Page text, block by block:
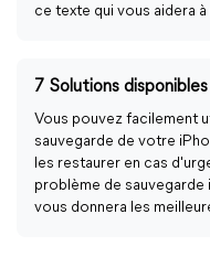
ce texte qui vous aidera
Vous pouvez facilement
sauvegarde de votre
les restaurer en cas
problème de sauvegarde
vous donnera les